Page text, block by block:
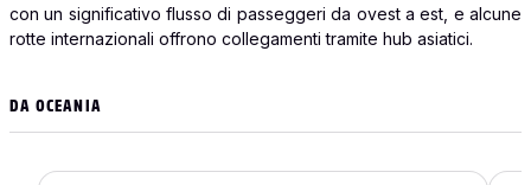
con un significativo flusso di passeggeri da ovest a est, e alcune
rotte internazionali offrono collegamenti tramite hub asiatici.
DA OCEANIA